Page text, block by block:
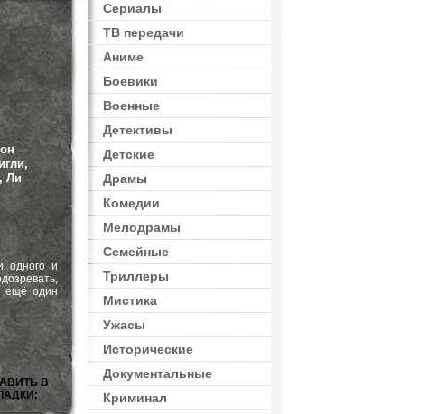
Ли
одного и
ещё один
В
Сериалы
ТВ передачи
Аниме
Боевики
Военные
Детективы
Детские
Драмы
Комедии
Мелодрамы
Семейные
Триллеры
Мистика
Ужасы
Исторические
Документальные
Криминал